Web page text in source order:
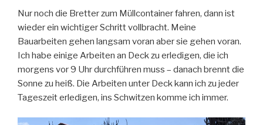
Nur noch die Bretter zum Müllcontainer fahren, dann ist
wieder ein wichtiger Schritt vollbracht. Meine
Bauarbeiten gehen langsam voran aber sie gehen voran.
Ich habe einige Arbeiten an Deck zu erledigen, die ich
morgens vor 9 Uhr durchführen muss – danach brennt die
Sonne zu heiß. Die Arbeiten unter Deck kann ich zu jeder
Tageszeit erledigen, ins Schwitzen komme ich immer.